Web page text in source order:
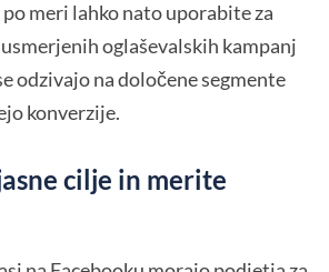
meri lahko nato uporabite za
oglaševalskih kampanj
odzivajo na določene segmente
konverzije.
cilje in merite